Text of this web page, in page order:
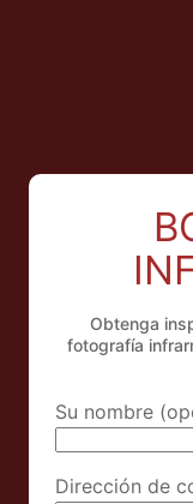
Obtenga
fotografía
Su nombre
Dirección de